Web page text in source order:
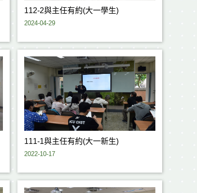
112-2與主任有約(大一學生)
2024-04-29
111-1與主任有約(大一新生)
2022-10-17